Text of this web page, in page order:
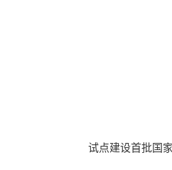
试点建设首批国